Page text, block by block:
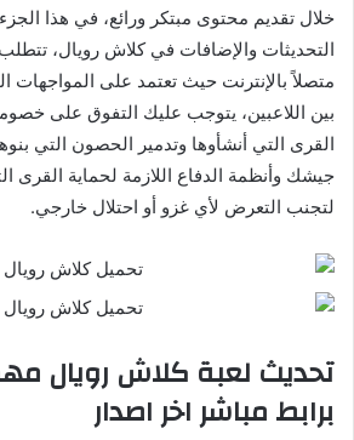
خلال تقديم محتوى مبتكر ورائع، في هذا
التحديثات والإضافات في كلاش رويال،
متصلاً بالإنترنت حيث تعتمد على المواجهات
بين اللاعبين، يتوجب عليك التفوق على
القرى التي أنشأوها وتدمير الحصون التي
جيشك وأنظمة الدفاع اللازمة لحماية القرى
لتجنب التعرض لأي غزو أو احتلال خارجي.
برابط مباشر اخر اصدار